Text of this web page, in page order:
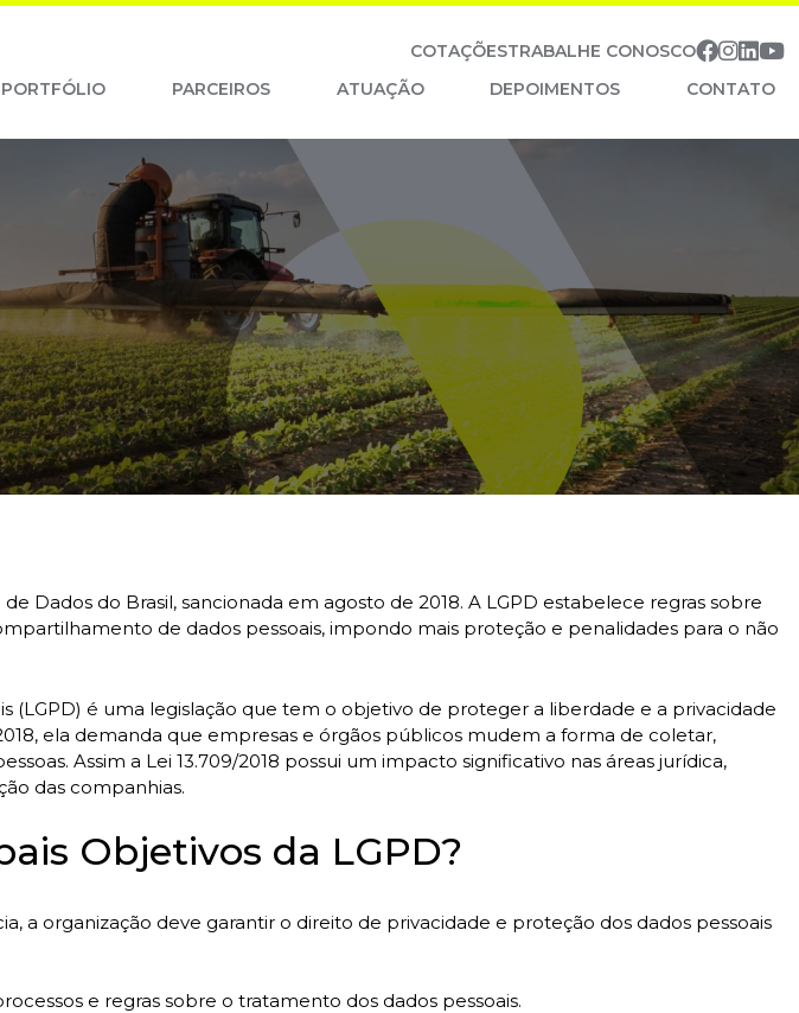
COTAÇÕESTRABALHE CONOSCO
PORTFÓLIO PARCEIROS ATUAÇÃO DEPOIMENTOS CONTATO
Dados do Brasil, sancionada em agosto de 2018. A LGPD estabelece regras sobre
de dados pessoais, impondo mais proteção e penalidades para o não
(LGPD) é uma legislação que tem o objetivo de proteger a liberdade e a privacidade
ela demanda que empresas e órgãos públicos mudem a forma de coletar,
Assim a Lei 13.709/2018 possui um impacto significativo nas áreas jurídica,
das companhias.
Objetivos da LGPD?
a organização deve garantir o direito de privacidade e proteção dos dados pessoais
e regras sobre o tratamento dos dados pessoais.